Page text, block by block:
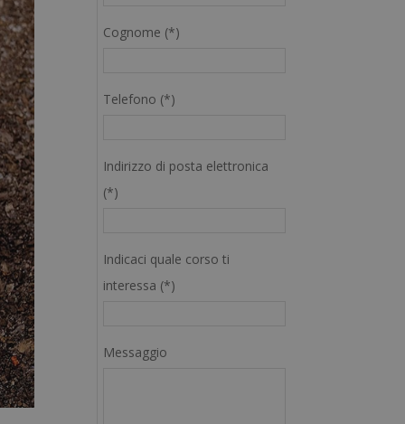
Cognome (*)
Telefono (*)
Indirizzo di posta elettronica
(*)
Indicaci quale corso ti
interessa (*)
Messaggio